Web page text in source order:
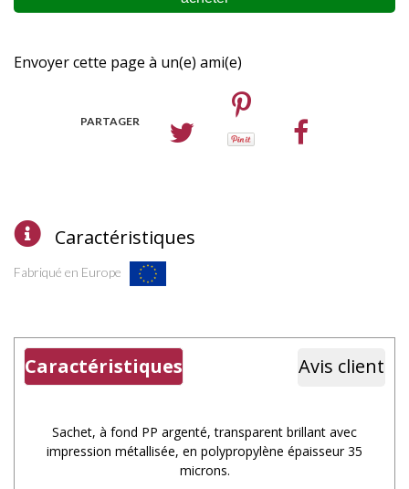
Envoyer cette page à un(e) ami(e)
PARTAGER
Caractéristiques
Fabriqué en Europe
Caractéristiques Avis client
Sachet, à fond PP argenté, transparent brillant avec
impression métallisée, en polypropylène épaisseur 35
microns.